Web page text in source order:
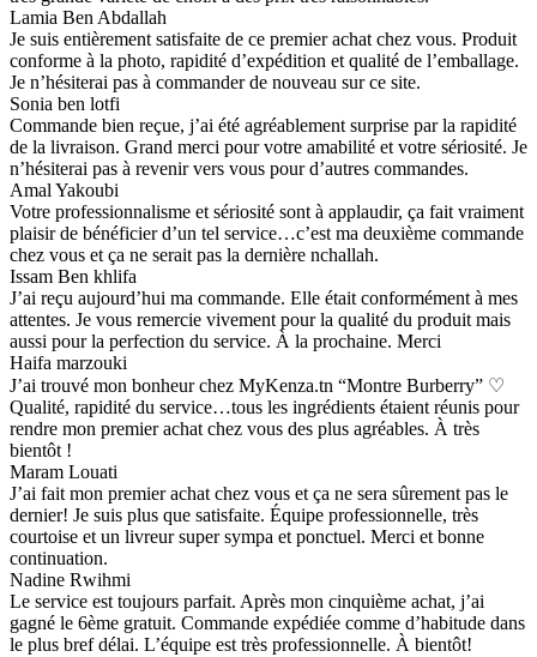
Lamia Ben Abdallah
Je suis entièrement satisfaite de ce premier achat chez vous. Produit
conforme à la photo, rapidité d’expédition et qualité de l’emballage.
Je n’hésiterai pas à commander de nouveau sur ce site.
Sonia ben lotfi
Commande bien reçue, j’ai été agréablement surprise par la rapidité
de la livraison. Grand merci pour votre amabilité et votre sériosité. Je
n’hésiterai pas à revenir vers vous pour d’autres commandes.
Amal Yakoubi
Votre professionnalisme et sériosité sont à applaudir, ça fait vraiment
plaisir de bénéficier d’un tel service…c’est ma deuxième commande
chez vous et ça ne serait pas la dernière nchallah.
Issam Ben khlifa
J’ai reçu aujourd’hui ma commande. Elle était conformément à mes
attentes. Je vous remercie vivement pour la qualité du produit mais
aussi pour la perfection du service. À la prochaine. Merci
Haifa marzouki
J’ai trouvé mon bonheur chez MyKenza.tn “Montre Burberry” ♡
Qualité, rapidité du service…tous les ingrédients étaient réunis pour
rendre mon premier achat chez vous des plus agréables. À très
bientôt !
Maram Louati
J’ai fait mon premier achat chez vous et ça ne sera sûrement pas le
dernier! Je suis plus que satisfaite. Équipe professionnelle, très
courtoise et un livreur super sympa et ponctuel. Merci et bonne
continuation.
Nadine Rwihmi
Le service est toujours parfait. Après mon cinquième achat, j’ai
gagné le 6ème gratuit. Commande expédiée comme d’habitude dans
le plus bref délai. L’équipe est très professionnelle. À bientôt!